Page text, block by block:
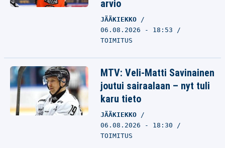
arvio
JÄÄKIEKKO
06.08.2026 - 18:53
TOIMITUS
MTV: Veli-Matti Savinainen
joutui sairaalaan – nyt tuli
karu tieto
JÄÄKIEKKO
06.08.2026 - 18:30
TOIMITUS